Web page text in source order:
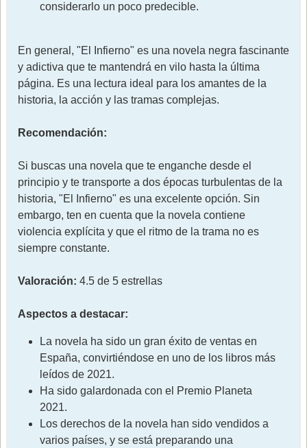
considerarlo un poco predecible.
En general, "El Infierno" es una novela negra fascinante
y adictiva que te mantendrá en vilo hasta la última
página. Es una lectura ideal para los amantes de la
historia, la acción y las tramas complejas.
Recomendación:
Si buscas una novela que te enganche desde el
principio y te transporte a dos épocas turbulentas de la
historia, "El Infierno" es una excelente opción. Sin
embargo, ten en cuenta que la novela contiene
violencia explícita y que el ritmo de la trama no es
siempre constante.
Valoración: 4.5 de 5 estrellas
Aspectos a destacar:
La novela ha sido un gran éxito de ventas en
España, convirtiéndose en uno de los libros más
leídos de 2021.
Ha sido galardonada con el Premio Planeta
2021.
Los derechos de la novela han sido vendidos a
varios países, y se está preparando una